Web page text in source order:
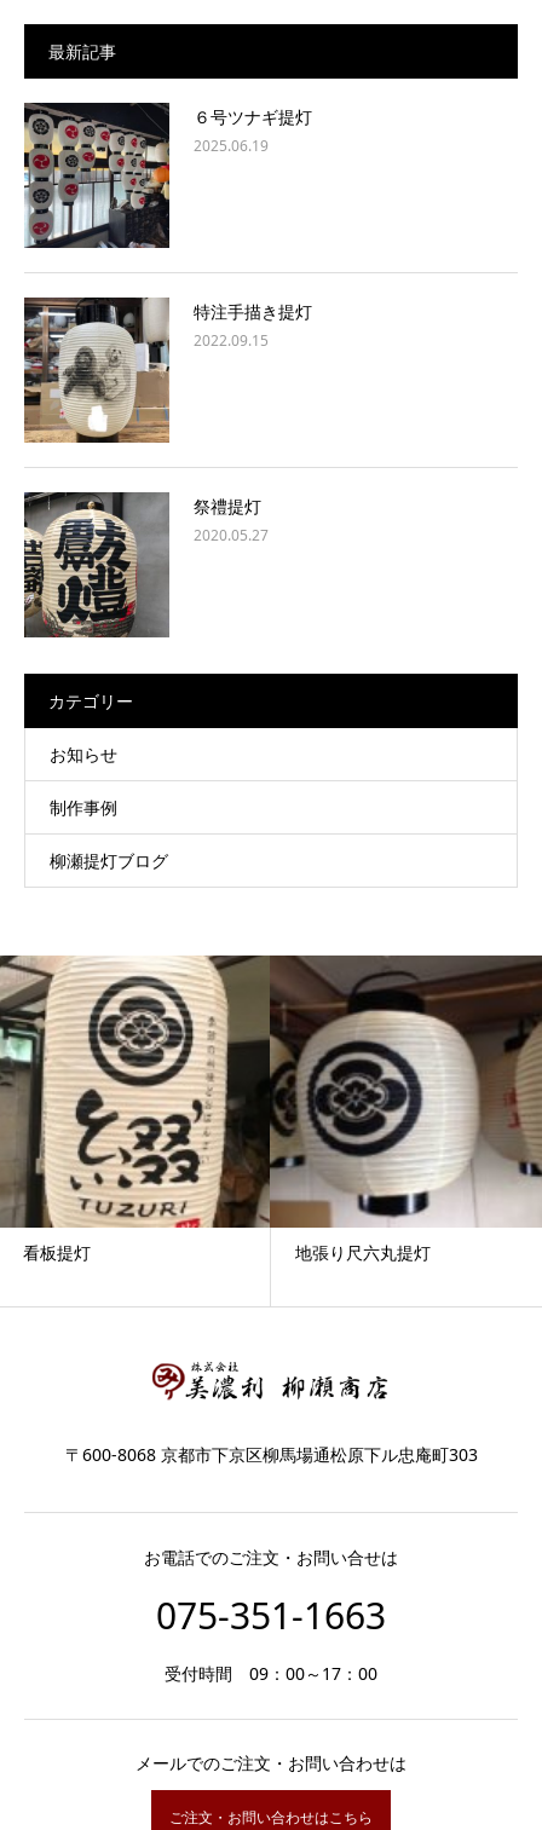
最新記事
６号ツナギ提灯
2025.06.19
特注手描き提灯
2022.09.15
祭禮提灯
2020.05.27
カテゴリー
お知らせ
制作事例
柳瀬提灯ブログ
看板提灯 地張り尺六丸提灯
〒600-8068 京都市下京区柳馬場通松原下ル忠庵町303
お電話でのご注文・お問い合せは
075-351-1663
受付時間 09：00～17：00
メールでのご注文・お問い合わせは
ご注文・お問い合わせはこちら